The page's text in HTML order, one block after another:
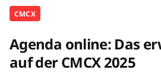
CMCX
Agenda online: Das
auf der CMCX 2025